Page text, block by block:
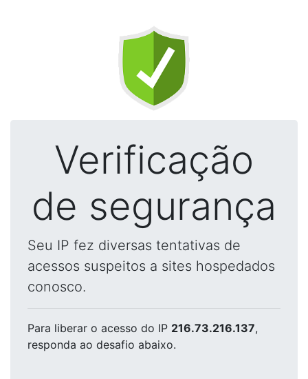
Verificação
de segurança
Seu IP fez diversas tentativas de
acessos suspeitos a sites hospedados
conosco.
Para liberar o acesso do IP 216.73.216.137,
responda ao desafio abaixo.